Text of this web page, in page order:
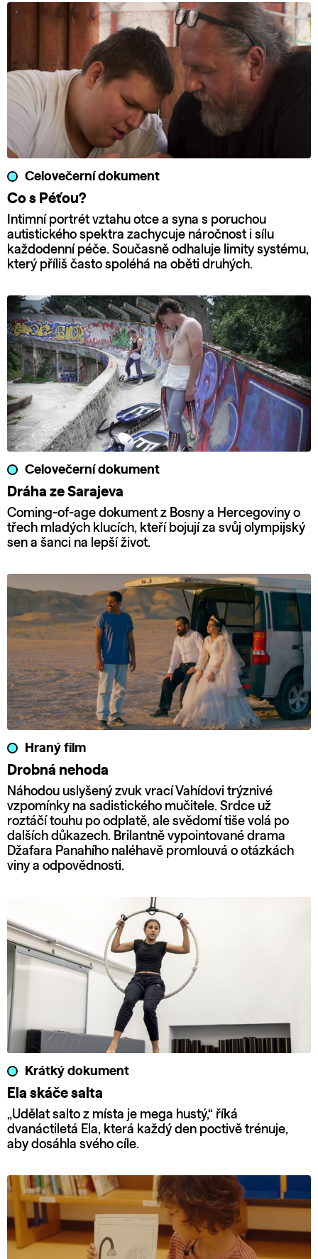
Celovečerní dokument
Co s Péťou?
Intimní portrét vztahu otce a syna s poruchou
autistického spektra zachycuje náročnost i sílu
každodenní péče. Současně odhaluje limity systému,
který příliš často spoléhá na oběti druhých.
Celovečerní dokument
Dráha ze Sarajeva
Coming-of-age dokument z Bosny a Hercegoviny o
třech mladých klucích, kteří bojují za svůj olympijský
sen a šanci na lepší život.
Hraný film
Drobná nehoda
Náhodou uslyšený zvuk vrací Vahídovi trýznivé
vzpomínky na sadistického mučitele. Srdce už
roztáčí touhu po odplatě, ale svědomí tiše volá po
dalších důkazech. Brilantně vypointované drama
Džafara Panahího naléhavě promlouvá o otázkách
viny a odpovědnosti.
Krátký dokument
Ela skáče salta
„Udělat salto z místa je mega hustý,“ říká
dvanáctiletá Ela, která každý den poctivě trénuje,
aby dosáhla svého cíle.